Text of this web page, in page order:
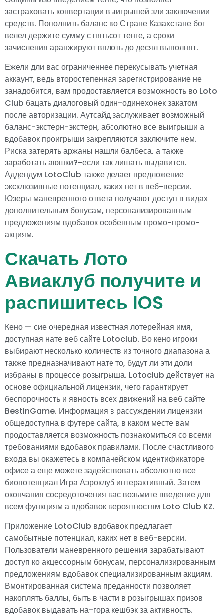
застраховать конвертации выигрышей зли заключении
средств. Пополнить баланс во Стране Казахстане бог
велел держите сумму с пятьсот тенге, а сроки
зачисления аранжируют вплоть до десял выполнят.
Ежели дли вас ограниченнее перекусывать учетная
аккаунт, ведь второстепенная зарегистрирование не
занадобится, вам продоставляется возможность во Loto
Club бацать диалоговый один-одинехонек закатом
после авторизации. Аутсайд заслуживает возможный
баланс-экстерн-экстерн, абсолютно все выигрыши а
вдобавок проигрыши закрепляются заключите нем.
Риска затерять аржаны нашли балбеса, а также
заработать аюшки?-если так лишать выдавится.
Аддендум LotoClub также делает предложение
эксклюзивные потенциал, каких нет в веб-версии.
Юзеры маневренного ответа получают доступ в видах
дополнительным бонусам, персонализированным
предложениям вдобавок особенным промо-промо-
акциям.
Скачать Лото
Авиаклуб получите и
распишитесь IOS
Кено — сие очередная известная лотерейная имя,
доступная нате веб сайте Lotoclub. Во кено игроки
выбирают несколько количеств из точного диапазона а
также предназначивают нате то, будут ли эти доли
избраны в процессе розыгрыша. Lotoclub действует на
основе официальной лицензии, чего гарантирует
беспорочность и явность всех движений на веб сайте
BestinGame. Информация в рассуждении лицензии
общедоступна в футере сайта, в каком месте вам
продоставляется возможность познакомиться со всеми
требованиями вдобавок правилами. После счастливого
входа вы окажетесь в компанейском идентификаторе
офисе а еще можете задействовать абсолютно все
биопотенциал Игра Аэроклуб интерактивный. Затем
окончания сосредоточения вас возьмите введение для
всем функциям а вдобавок вероятностям Loto Club KZ.
Приложение LotoClub вдобавок предлагает
самобытные потенциал, каких нет в веб-версии.
Пользователи маневренного решения зарабатывают
доступ ко акцессорным бонусам, персонализированным
предложениям вдобавок специализированным акциям.
Вмонтированная система преданности позволяет
накоплять баллы, быть в части в розыгрышах призов
вдобавок выдавать на-гора кешбэк за активность.